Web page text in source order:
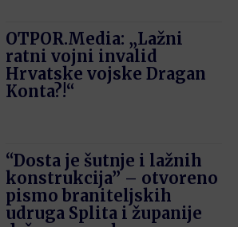
OTPOR.Media: „Lažni
ratni vojni invalid
Hrvatske vojske Dragan
Konta?!“
“Dosta je šutnje i lažnih
konstrukcija” – otvoreno
pismo braniteljskih
udruga Splita i županije